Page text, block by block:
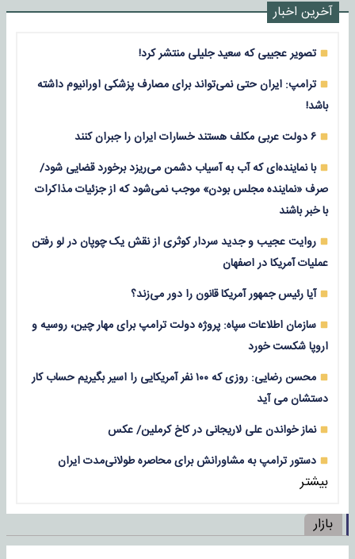
آخرین اخبار
تصویر عجیبی که سعید جلیلی منتشر کرد!
ترامپ: ایران حتی نمی‌تواند برای مصارف پزشکی اورانیوم داشته
باشد!
۶ دولت عربی مکلف هستند خسارات ایران را جبران کنند
با نماینده‌ای که آب به آسیاب دشمن می‌ریزد برخورد قضایی شود/
صرف «نماینده مجلس بودن» موجب نمی‌شود که از جزئیات مذاکرات
با خبر باشند
روایت عجیب و جدید سردار کوثری از نقش یک چوپان در لو رفتن
عملیات آمریکا در اصفهان
آیا رئیس جمهور آمریکا قانون را دور می‌زند؟
سازمان اطلاعات سپاه: پروژه دولت ترامپ برای مهار چین، روسیه و
اروپا شکست خورد
محسن رضایی: روزی که ۱۰۰ نفر آمریکایی را اسیر بگیریم حساب کار
دستشان می آید
نماز خواندن علی لاریجانی در کاخ کرملین/ عکس
دستور ترامپ به مشاورانش برای محاصره طولانی‌مدت ایران
بیشتر
بازار